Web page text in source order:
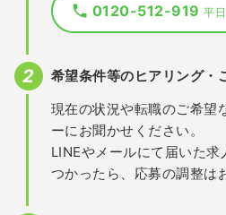
0120-512-919平
希望条件等のヒアリング・
現在の状況や転職のご希望
ーにお聞かせください。
LINEやメールにて届いた
つかったら、応募の調整は